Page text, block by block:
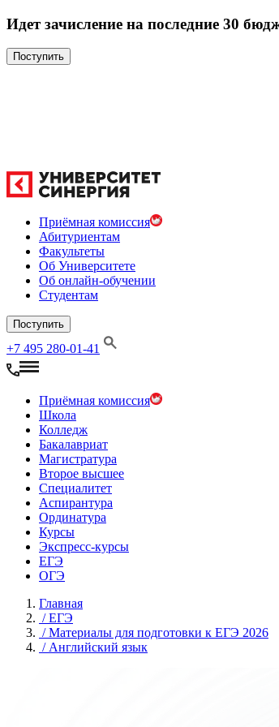
Идет зачисление на последние 30
Поступить
Приёмная комиссия
Абитуриентам
Факультеты
Об Университете
Об онлайн-обучении
Студентам
Поступить
+7 495 280-01-41
Приёмная комиссия
Школа
Колледж
Бакалавриат
Магистратура
Второе высшее
Специалитет
Аспирантура
Ординатура
Курсы
Экспресс-курсы
ЕГЭ
ОГЭ
Главная
/ЕГЭ
/Материалы для подготовки к ЕГЭ 2026
/Английский язык